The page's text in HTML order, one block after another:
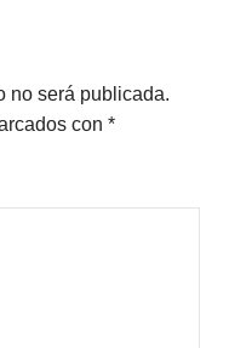
no será publicada.
con *